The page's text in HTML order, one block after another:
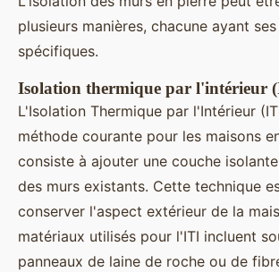
plusieurs manières, chacune ayant
spécifiques.
Isolation thermique par l'intérieur
L'Isolation Thermique par l'Intérieur
méthode courante pour les maisons
consiste à ajouter une couche
des murs existants. Cette technique
conserver l'aspect extérieur de la
matériaux utilisés pour l'ITI incluent
panneaux de laine de roche ou de